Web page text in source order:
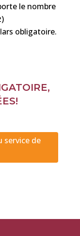
le nombre
obligatoire.
service de